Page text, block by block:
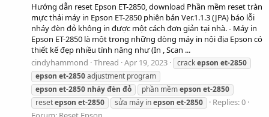
Hướng dẫn reset Epson ET-2850, download Phần mềm reset tràn
mực thải máy in Epson ET-2850 phiên bản Ver.1.1.3 (JPA) báo lỗi
nháy đèn đỏ không in được một cách đơn giản tại nhà. - Máy in
Epson ET-2850 là một trong những dòng máy in nội địa Epson có
thiết kế đẹp nhiều tính năng như (In , Scan ...
cindyhammond Thread Apr 19, 2023 crackepson et-2850
epson et-2850adjustment program
epson et-2850 nháyđèn đỏ phần mềmepson et-2850
resetepson et-2850 sửa máy inepson et-2850
Replies: 0